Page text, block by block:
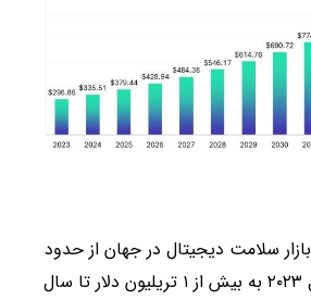
سلامت دیجیتال در جهان از حدود
۲۹۷ میلیارد دلار در سال ۲۰۲۳ به بیش از ۱ تریلیون دلار تا سال